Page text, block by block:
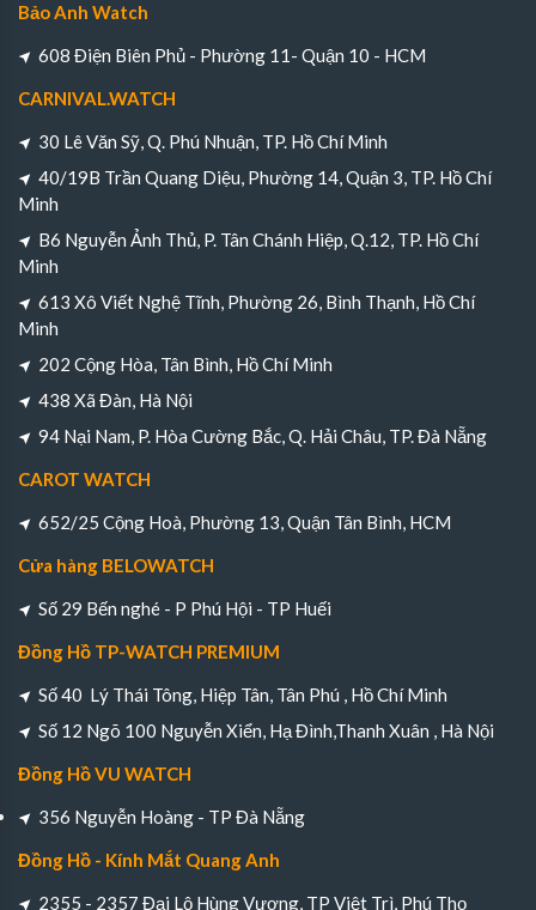
Bảo Anh Watch
608 Điện Biên Phủ - Phường 11- Quận 10 - HCM
CARNIVAL.WATCH
30 Lê Văn Sỹ, Q. Phú Nhuận, TP. Hồ Chí Minh
40/19B Trần Quang Diệu, Phường 14, Quận 3, TP. Hồ Chí
Minh
B6 Nguyễn Ảnh Thủ, P. Tân Chánh Hiệp, Q.12, TP. Hồ Chí
Minh
613 Xô Viết Nghệ Tĩnh, Phường 26, Bình Thạnh, Hồ Chí
Minh
202 Cộng Hòa, Tân Bình, Hồ Chí Minh
438 Xã Đàn, Hà Nội
94 Nại Nam, P. Hòa Cường Bắc, Q. Hải Châu, TP. Đà Nẵng
CAROT WATCH
652/25 Cộng Hoà, Phường 13, Quận Tân Bình, HCM
Cửa hàng BELOWATCH
Số 29 Bến nghé - P Phú Hội - TP Huếi
Đồng Hồ TP-WATCH PREMIUM
Số 40 Lý Thái Tông, Hiệp Tân, Tân Phú , Hồ Chí Minh
Số 12 Ngõ 100 Nguyễn Xiển, Hạ Đình,Thanh Xuân , Hà Nội
Đồng Hồ VU WATCH
356 Nguyễn Hoàng - TP Đà Nẵng
Đồng Hồ - Kính Mắt Quang Anh
2355 - 2357 Đại Lộ Hùng Vương, TP Việt Trì, Phú Thọ